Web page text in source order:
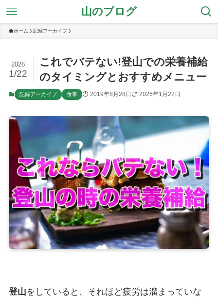
山のブログ
ホーム 記録アーカイブ
これでバテない!登山での栄養補給
のタイミングとおすすめメニュー
2026
1/22
記録アーカイブ 食事 2019年8月28日 2026年1月22日
登山をしていると、それほど疲労は溜まっていな